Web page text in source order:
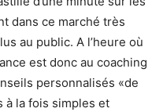
dans ce marché très
au public. A l’heure où
est donc au coaching
personnalisés «de
à la fois simples et